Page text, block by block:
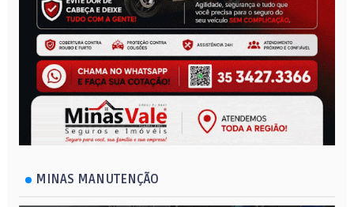
MINAS MANUTENÇÃO